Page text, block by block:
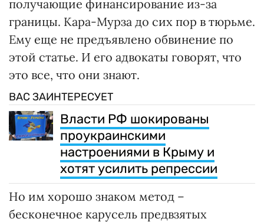
получающие финансирование из-за
границы. Кара-Мурза до сих пор в тюрьме.
Ему еще не предъявлено обвинение по
этой статье. И его адвокаты говорят, что
это все, что они знают.
ВАС ЗАИНТЕРЕСУЕТ
Власти РФ шокированы
проукраинскими
настроениями в Крыму и
хотят усилить репрессии
Но им хорошо знаком метод –
бесконечное карусель предвзятых